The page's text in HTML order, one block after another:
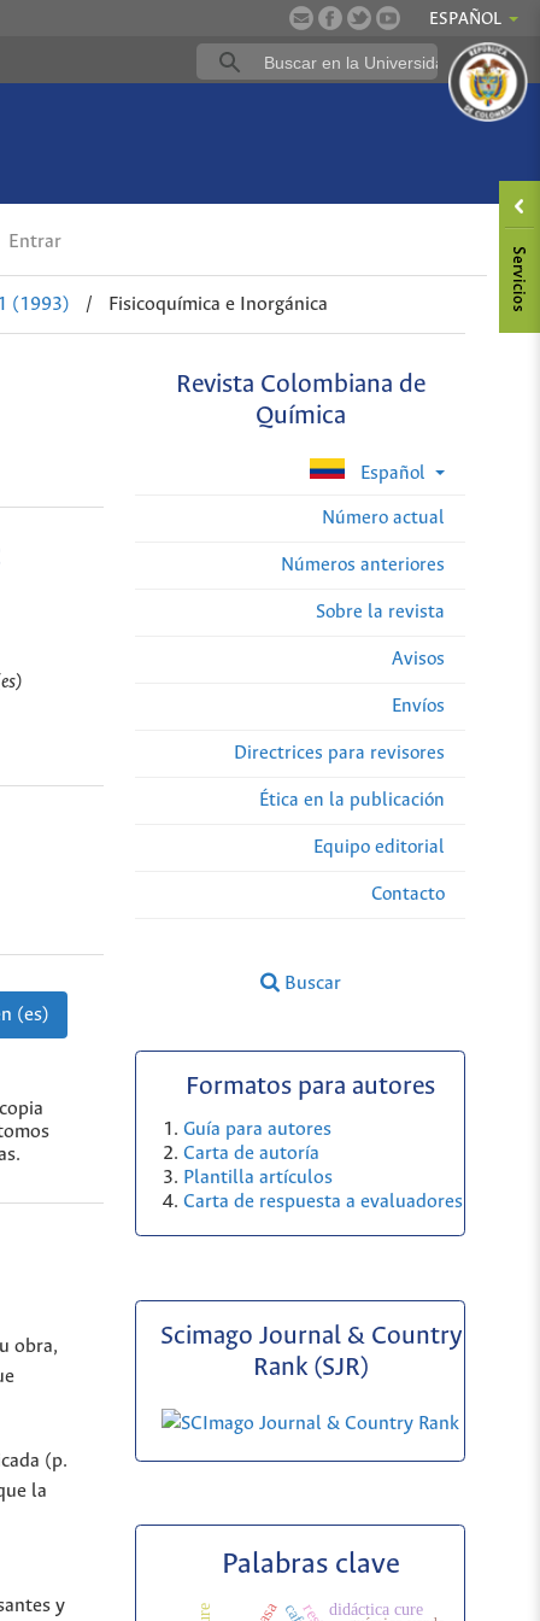
ESPAÑOL
Entrar
(1993) / Fisicoquímica e Inorgánica
Revista Colombiana de
Química
Español
Número actual
Números anteriores
Sobre la revista
Avisos
Envíos
Directrices para revisores
Ética en la publicación
Equipo editorial
Contacto
Buscar
(es)
obra,
(p.
la
y
Formatos para autores
Guía para autores
Carta de autoría
Plantilla artículos
Carta de respuesta a evaluadores
Scimago Journal & Country
Rank (SJR)
Palabras clave
didáctica cure